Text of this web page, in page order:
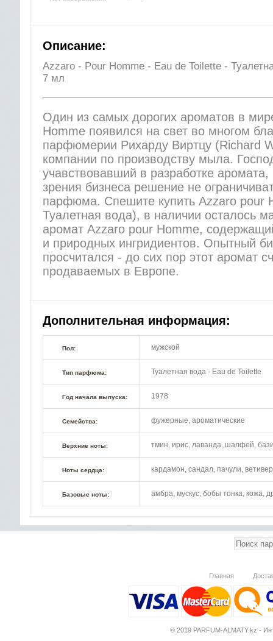
Описание:
Azzaro - Pour Homme - Eau de Toilette -
7 мл
Один из самых дорогих ароматов в
Homme появился на свет во многом
парфюмерии Рихарду Виртцу (Richard
компании по производству мыла.
учавствовавший в разработке
зрения бизнеса решение не
парфюма. Спешите купить Azzaro pour
Туалетная вода), в наличии осталось
аромат Azzaro pour Homme,
и природных ингридиентов. Опытный
просчитался - до сих пор этот аромат
продаваемых в Европе.
Дополнительная информация:
Пол: мужской
Тип парфюма: Туалетная вода - Eau de Toilette
Год начала выпуска: 1978
Семейства: фужерные, ароматические
Верхние ноты: тмин, ирис, лаванда, шалфей,
Ноты сердца: кардамон, сандал, пачули,
Базовые ноты: амбра, мускус, бобы тонка, кожа,
Главная
© 2019 PARFUM-ALMATY.kz -